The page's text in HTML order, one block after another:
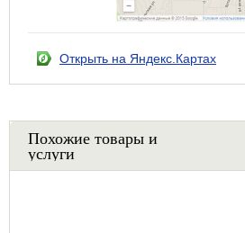
Открыть на Яндекс.Картах
Похожие товары и
услуги